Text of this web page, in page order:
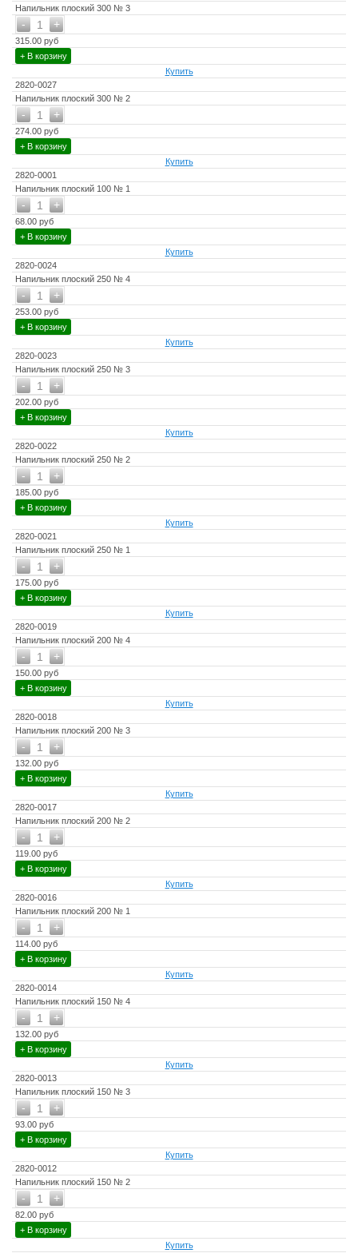
Напильник плоский 300 № 3
+
- 1
315.00 руб
+ В корзину
Купить
2820-0027
Напильник плоский 300 № 2
+
- 1
274.00 руб
+ В корзину
Купить
2820-0001
Напильник плоский 100 № 1
+
- 1
68.00 руб
+ В корзину
Купить
2820-0024
Напильник плоский 250 № 4
+
- 1
253.00 руб
+ В корзину
Купить
2820-0023
Напильник плоский 250 № 3
+
- 1
202.00 руб
+ В корзину
Купить
2820-0022
Напильник плоский 250 № 2
+
- 1
185.00 руб
+ В корзину
Купить
2820-0021
Напильник плоский 250 № 1
+
- 1
175.00 руб
+ В корзину
Купить
2820-0019
Напильник плоский 200 № 4
+
- 1
150.00 руб
+ В корзину
Купить
2820-0018
Напильник плоский 200 № 3
+
- 1
132.00 руб
+ В корзину
Купить
2820-0017
Напильник плоский 200 № 2
+
- 1
119.00 руб
+ В корзину
Купить
2820-0016
Напильник плоский 200 № 1
+
- 1
114.00 руб
+ В корзину
Купить
2820-0014
Напильник плоский 150 № 4
+
- 1
132.00 руб
+ В корзину
Купить
2820-0013
Напильник плоский 150 № 3
+
- 1
93.00 руб
+ В корзину
Купить
2820-0012
Напильник плоский 150 № 2
+
- 1
82.00 руб
+ В корзину
Купить